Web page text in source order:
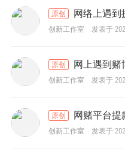
原创 网络上遇到
创新工作室 发表于
原创 网上遇到赌
创新工作室 发表于
原创 网赌平台提
创新工作室 发表于